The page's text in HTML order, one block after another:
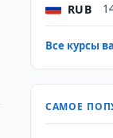
RUB
Все курсы
САМОЕ